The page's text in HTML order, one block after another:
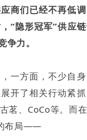
商们已经不再低
“隐形冠军”供应
争力。
一方面，不少自
开了相关行动紧
茗、CoCo等。而
布局——